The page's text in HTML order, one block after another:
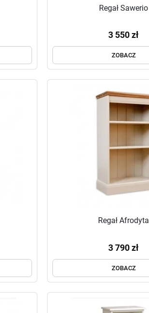
Regał Sawerio
3 550 zł
ZOBACZ
Regał Afrodyta
3 790 zł
ZOBACZ